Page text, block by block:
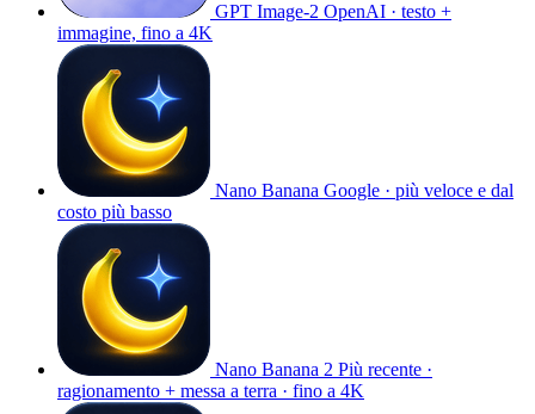
GPT Image-2 OpenAI · testo +
immagine, fino a 4K
Nano Banana Google · più veloce e dal
costo più basso
Nano Banana 2 Più recente ·
ragionamento + messa a terra · fino a 4K